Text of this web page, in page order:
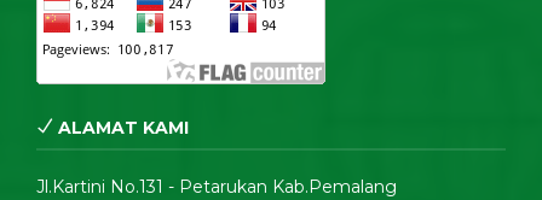
ALAMAT KAMI
Jl.Kartini No.131 - Petarukan Kab.Pemalang